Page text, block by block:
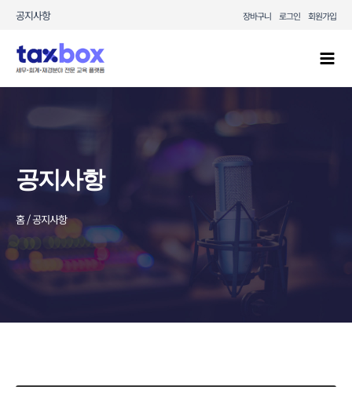
콘텐츠로
공지사항 장바구니 로그인 회원가입
공지사항
홈 / 공지사항